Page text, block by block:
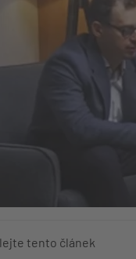
tento článek